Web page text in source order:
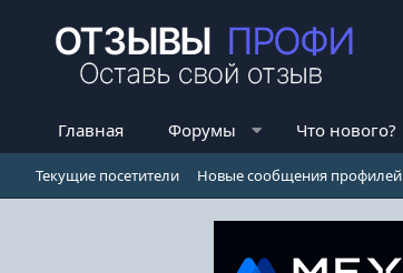
Главная Форумы Что нового?
Текущие посетители Новые сообщения профилей